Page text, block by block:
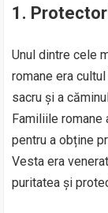
1.
Unul dintre cele
romane era
sacru și a
Familiile romane
pentru a obține
Vesta era
puritatea și